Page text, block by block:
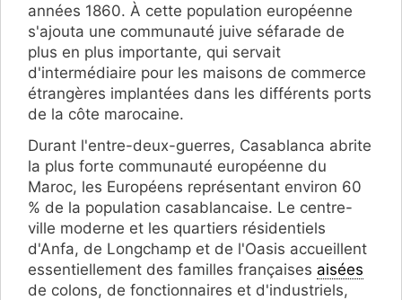
années 1860. À cette population européenne
s'ajouta une communauté juive séfarade de
plus en plus importante, qui servait
d'intermédiaire pour les maisons de commerce
étrangères implantées dans les différents ports
de la côte marocaine.
Durant l'entre-deux-guerres, Casablanca abrite
la plus forte communauté européenne du
Maroc, les Européens représentant environ 60
% de la population casablancaise. Le centre-
ville moderne et les quartiers résidentiels
d'Anfa, de Longchamp et de l'Oasis accueillent
essentiellement des familles françaises aisées
de colons, de fonctionnaires et d'industriels,